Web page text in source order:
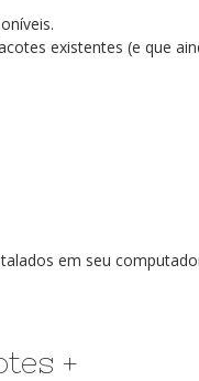
existentes (e que
em seu
+